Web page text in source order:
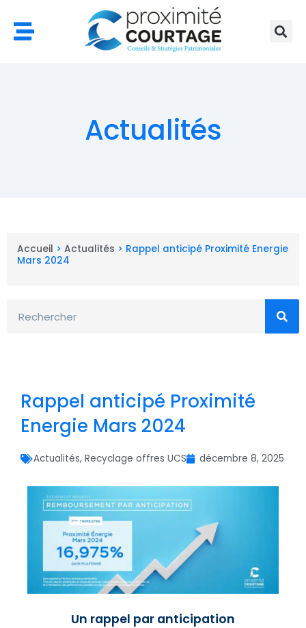
contenu
Actualités
Accueil > Actualités > Rappel anticipé Proximité Energie
Mars 2024
Rappel anticipé Proximité
Energie Mars 2024
Actualités, Recyclage offres UCS décembre 8, 2025
Un rappel par anticipation